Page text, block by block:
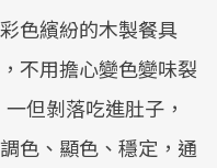
色繽紛的木製餐具
不用擔心變色變味裂
但剝落吃進肚子，
色、顯色、穩定，通